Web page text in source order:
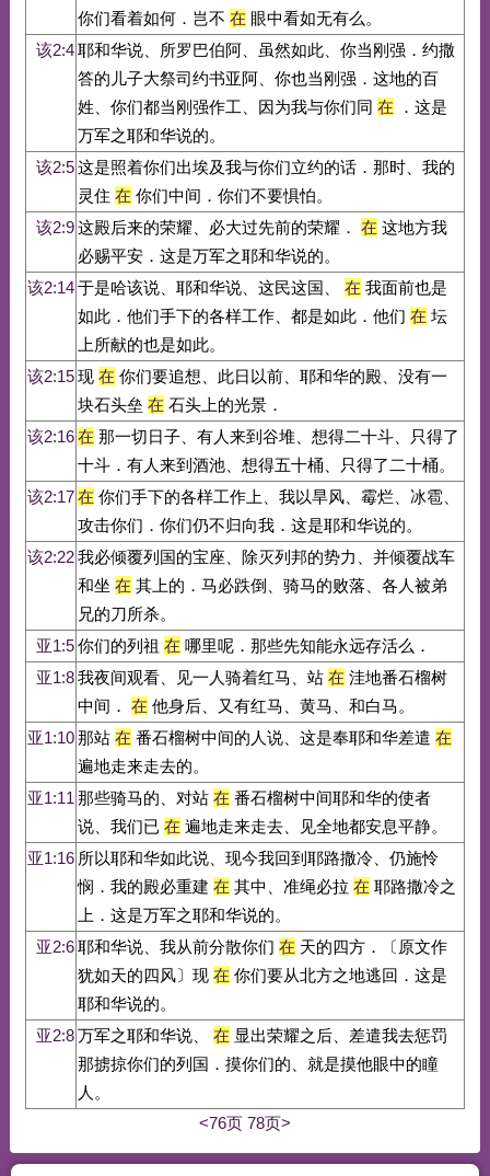
你们看着如何．岂不 在 眼中看如无有么。
该2:4耶和华说、所罗巴伯阿、虽然如此、你当刚强．约撒
答的儿子大祭司约书亚阿、你也当刚强．这地的百
姓、你们都当刚强作工、因为我与你们同 在 ．这是
万军之耶和华说的。
该2:5这是照着你们出埃及我与你们立约的话．那时、我的
灵住 在 你们中间．你们不要惧怕。
该2:9这殿后来的荣耀、必大过先前的荣耀． 在 这地方我
必赐平安．这是万军之耶和华说的。
该2:14于是哈该说、耶和华说、这民这国、 在 我面前也是
如此．他们手下的各样工作、都是如此．他们 在 坛
上所献的也是如此。
该2:15现 在 你们要追想、此日以前、耶和华的殿、没有一
块石头垒 在 石头上的光景．
该2:16在 那一切日子、有人来到谷堆、想得二十斗、只得了
十斗．有人来到酒池、想得五十桶、只得了二十桶。
该2:17在 你们手下的各样工作上、我以旱风、霉烂、冰雹、
攻击你们．你们仍不归向我．这是耶和华说的。
该2:22我必倾覆列国的宝座、除灭列邦的势力、并倾覆战车
和坐 在 其上的．马必跌倒、骑马的败落、各人被弟
兄的刀所杀。
亚1:5你们的列祖 在 哪里呢．那些先知能永远存活么．
亚1:8我夜间观看、见一人骑着红马、站 在 洼地番石榴树
中间． 在 他身后、又有红马、黄马、和白马。
亚1:10那站 在 番石榴树中间的人说、这是奉耶和华差遣 在
遍地走来走去的。
亚1:11 那些骑马的、对站 在 番石榴树中间耶和华的使者
说、我们已 在 遍地走来走去、见全地都安息平静。
亚1:16 所以耶和华如此说、现今我回到耶路撒冷、仍施怜
悯．我的殿必重建 在 其中、准绳必拉 在 耶路撒冷之
上．这是万军之耶和华说的。
亚2:6耶和华说、我从前分散你们 在 天的四方．〔原文作
犹如天的四风〕现 在 你们要从北方之地逃回．这是
耶和华说的。
亚2:8万军之耶和华说、 在 显出荣耀之后、差遣我去惩罚
那掳掠你们的列国．摸你们的、就是摸他眼中的瞳
人。
<76页 78页>